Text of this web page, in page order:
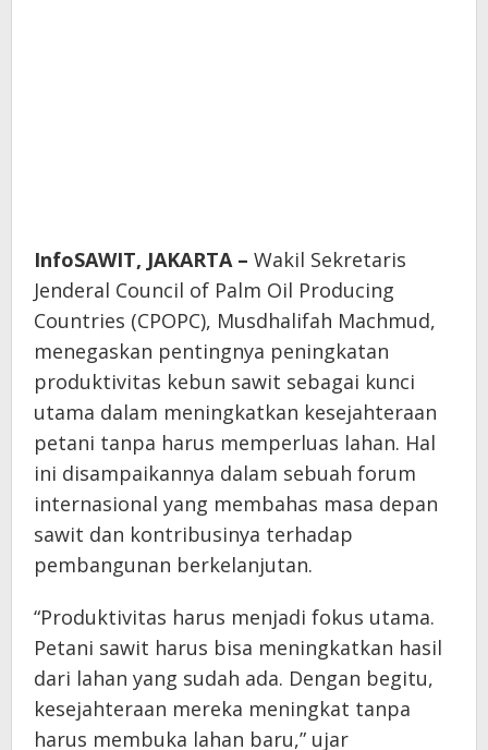
InfoSAWIT, JAKARTA – Wakil Sekretaris
Jenderal Council of Palm Oil Producing
Countries (CPOPC), Musdhalifah Machmud,
menegaskan pentingnya peningkatan
produktivitas kebun sawit sebagai kunci
utama dalam meningkatkan kesejahteraan
petani tanpa harus memperluas lahan. Hal
ini disampaikannya dalam sebuah forum
internasional yang membahas masa depan
sawit dan kontribusinya terhadap
pembangunan berkelanjutan.
“Produktivitas harus menjadi fokus utama.
Petani sawit harus bisa meningkatkan hasil
dari lahan yang sudah ada. Dengan begitu,
kesejahteraan mereka meningkat tanpa
harus membuka lahan baru,” ujar